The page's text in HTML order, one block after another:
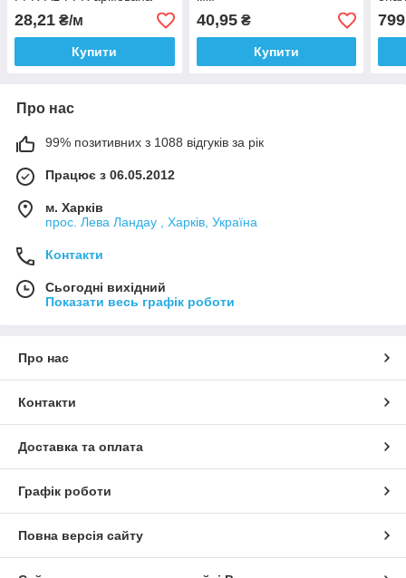
Stabi (композит) д. 20x2.8
28,21 ₴/м
Купити
40,95₴
Купити
180
799
Про нас
99% позитивних з 1088 відгуків за рік
Працює з 06.05.2012
м. Харків
прос. Лева Ландау , Харків, Україна
Контакти
Сьогодні вихідний
Показати весь графік роботи
Про нас
Контакти
Доставка та оплата
Графік роботи
Повна версія сайту